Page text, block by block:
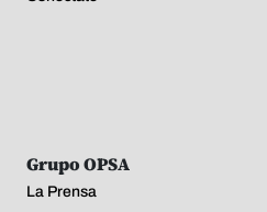
Grupo OPSA
La Prensa